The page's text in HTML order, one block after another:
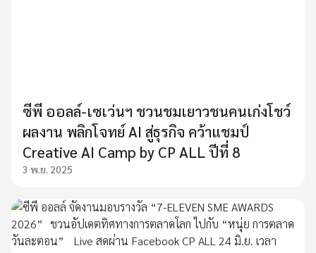
ซีพี ออลล์-เซเว่นฯ ชวนชมเยาวชนคนเก่งโชว์
ผลงาน พลิกโจทย์ AI สู่ธุรกิจ คว้าแชมป์
Creative AI Camp by CP ALL ปีที่ 8
3 พ.ย. 2025